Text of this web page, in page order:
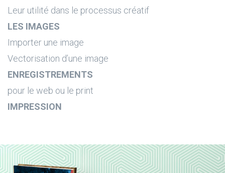
Leur utilité dans le processus créatif
LES IMAGES
Importer une image
Vectorisation d’une image
ENREGISTREMENTS
pour le web ou le print
IMPRESSION